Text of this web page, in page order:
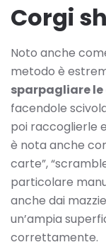
Corgi
Noto anche
metodo è
sparpagliare
facendole
poi raccoglierle
è nota anche
carte”,
particolare
anche dai
un’ampia
correttamente.